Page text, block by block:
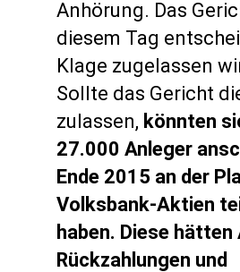
Anhörung. Das
diesem Tag
Klage zugelassen
Sollte das Gericht
zulassen, könnten
27.000 Anleger
Ende 2015 an der
Volksbank-Aktien
haben. Diese
Rückzahlungen und